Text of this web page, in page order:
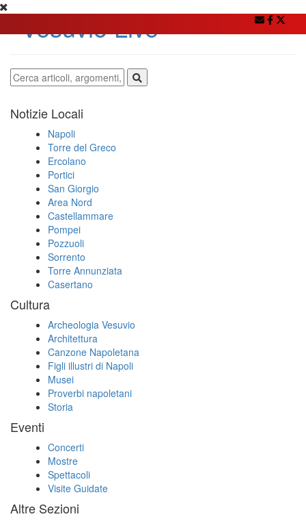
Notizie Locali
Napoli
Torre del Greco
Ercolano
Portici
San Giorgio
Area Nord
Castellammare
Pompei
Pozzuoli
Sorrento
Torre Annunziata
Casertano
Cultura
Archeologia Vesuvio
Architettura
Canzone Napoletana
Figli illustri di Napoli
Musei
Proverbi napoletani
Storia
Eventi
Concerti
Mostre
Spettacoli
Visite Guidate
Altre Sezioni